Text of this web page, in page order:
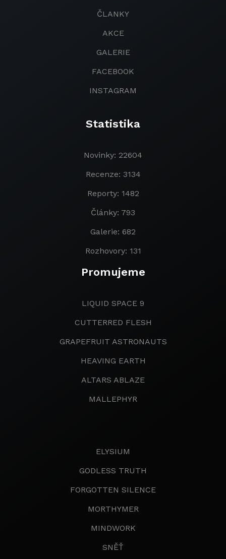
ČLANKY
AKCE
GALERIE
FACEBOOK
INSTAGRAM
Statistika
Novinky: 22604
Recenze: 3134
Reporty: 1482
Články: 793
Galerie: 682
Rozhovory: 131
Promujeme
LIQUID SPACE 9
CUTTERRED FLESH
GRAPEFRUIT ASTRONAUTS
HEAVING EARTH
ALTARS ABLAZE
MALLEPHYR
ELYSIUM
GODLESS TRUTH
FORGOTTEN SILENCE
MORTHYMER
MINDWORK
SNĚŤ